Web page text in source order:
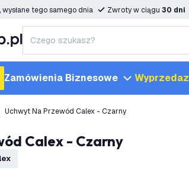
wysłane tego samego dnia Zwroty w ciągu 30 dni
Zamówienia Biznesowe Wyprzedaz
Uchwyt Na Przewód Calex - Czarny
Calex - Czarny